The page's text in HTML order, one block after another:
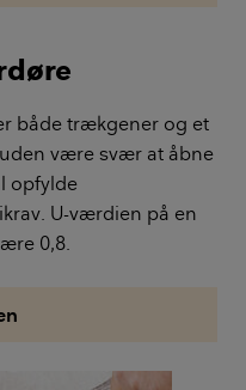
både trækgener og et
være svær at åbne
opfylde
U-værdien på en
0,8.